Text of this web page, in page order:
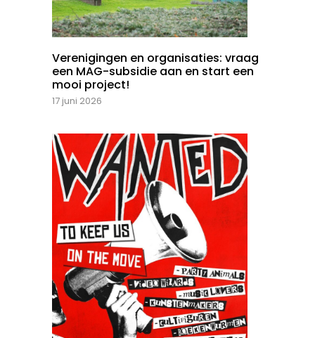
Verenigingen en organisaties: vraag
een MAG-subsidie aan en start een
mooi project!
17 juni 2026